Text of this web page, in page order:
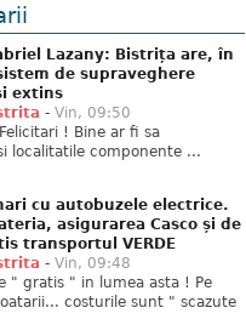
Lazany: Bistrița are, în
de supraveghere
extins
- Vin, 09:50
! Bine ar fi sa
localitatile componente ...
cu autobuzele electrice.
asigurarea Casco și de
transportul VERDE
- Vin, 09:48
" gratis " in lumea asta ! Pe
costurile sunt " scazute